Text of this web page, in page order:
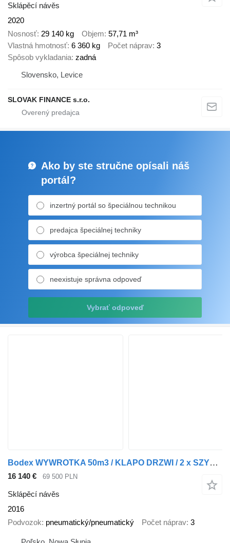
Sklápěcí návěs
2020
Nosnosť 29 140 kg Objem 57,71 m³
Vlastná hmotnosť 6 360 kg Počet náprav 3
Spôsob vykladania zadná
Slovensko, Levice
SLOVAK FINANCE s.r.o.
Ako by ste stručne opísali náš
portál?
inzertný portál so špeciálnou technikou
predajca špeciálnej techniky
výrobca špeciálnej techniky
neexistuje správna odpoveď
Vybrať odpoveď
Bodex WYWROTKA 50m3 / KLAPO DRZWI / 2 x SZYBER / OŚ PODNOSZONA /
16 140 € 69 500 PLN
Sklápěcí návěs
2016
Podvozok pneumatický/pneumatický Počet náprav 3